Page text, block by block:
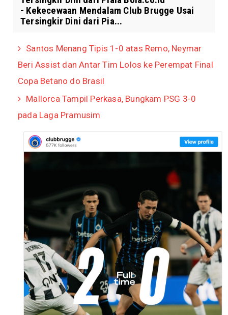
- Kekecewaan Mendalam Club Brugge Usai
Tersingkir Dini dari Pia...
Santos Menang Tipis 1-0 atas Remo, Neymar
Beri Assist dan Antar Tim Lolos ke Perempat Final
Copa Betano do Brasil
Mallorca Tampil Perkasa, Bungkam PSG 3-0
pada Laga Pramusim